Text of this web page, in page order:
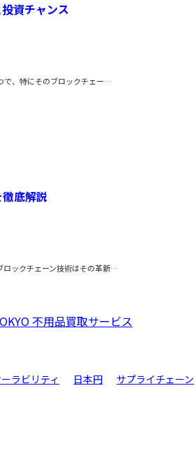
資チャンス
で、特にそのブロックチェー…
底解説
ロックチェーン技術はその革新…
不用品買取サービス
ラビリティ 日本円 サプライチェーン